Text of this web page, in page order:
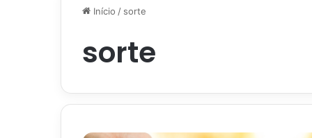
Início / sorte
sorte